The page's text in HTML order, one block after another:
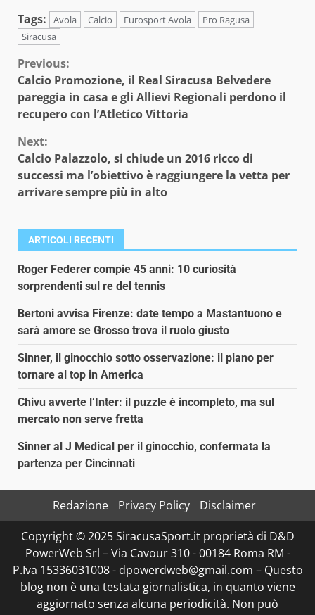
Tags:
Avola Calcio Eurosport Avola
Pro Ragusa
Siracusa
Continue
Reading
Previous:
Calcio Promozione, il Real Siracusa Belvedere
pareggia in casa e gli Allievi Regionali perdono il
recupero con l’Atletico Vittoria
Next:
Calcio Palazzolo, si chiude un 2016 ricco di
successi ma l’obiettivo è raggiungere la vetta per
arrivare sempre più in alto
ARTICOLI RECENTI
Roger Federer compie 45 anni: 10 curiosità
sorprendenti sul re del tennis
Bertoni avvisa Firenze: date tempo a Mastantuono e
sarà amore se Grosso trova il ruolo giusto
Sinner, il ginocchio sotto osservazione: il piano per
tornare al top in America
Chivu avverte l’Inter: il puzzle è incompleto, ma sul
mercato non serve fretta
Sinner al J Medical per il ginocchio, confermata la
partenza per Cincinnati
Redazione Privacy Policy
Disclaimer
Copyright © 2025 SiracusaSport.it proprietà di D&D
PowerWeb Srl – Via Cavour 310 - 00184 Roma RM -
P.Iva 15336031008 - dpowerdweb@gmail.com – Questo
blog non è una testata giornalistica, in quanto viene
aggiornato senza alcuna periodicità. Non può